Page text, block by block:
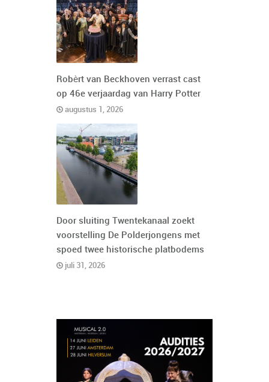
Robèrt van Beckhoven verrast cast
op 46e verjaardag van Harry Potter
augustus 1, 2026
Door sluiting Twentekanaal zoekt
voorstelling De Polderjongens met
spoed twee historische platbodems
juli 31, 2026